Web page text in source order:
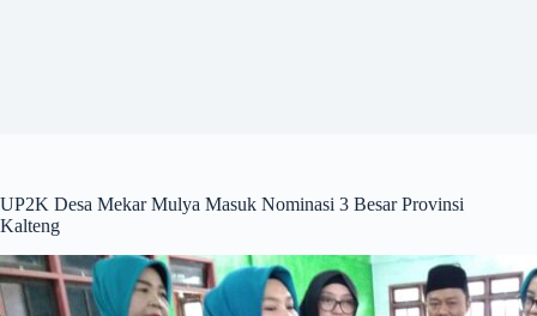
UP2K Desa Mekar Mulya Masuk Nominasi 3 Besar Provinsi
Kalteng